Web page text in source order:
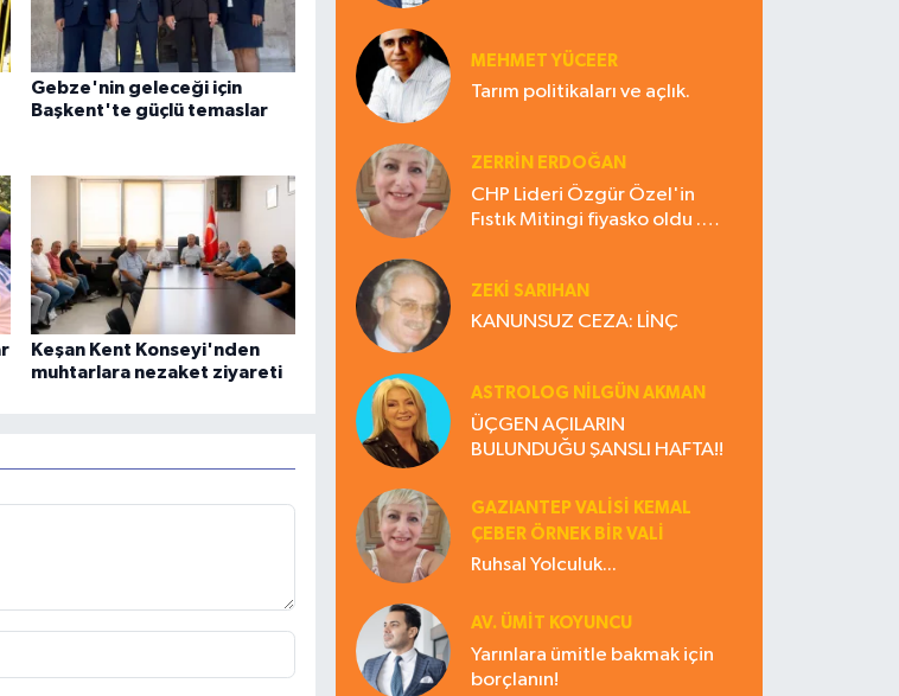
Gebze'nin geleceği için
Başkent'te güçlü temaslar
Keşan Kent Konseyi'nden
muhtarlara nezaket ziyareti
MEHMET YÜCEER
Tarım politikaları ve açlık.
ZERRIN ERDOĞAN
CHP Lideri Özgür Özel'in
Fıstık Mitingi fiyasko oldu .
ZEKI SARIHAN
KANUNSUZ CEZA: LİNÇ
ASTROLOG NILGÜN AKMAN
ÜÇGEN AÇILARIN
BULUNDUĞU ŞANSLI HAFTA!!
GAZIANTEP VALISI KEMAL
ÇEBER ÖRNEK BİR VALİ
Ruhsal Yolculuk...
AV. ÜMIT KOYUNCU
Yarınlara ümitle bakmak için
borçlanın!